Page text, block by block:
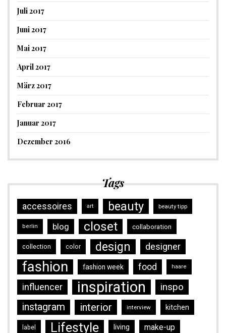
Juli 2017
Juni 2017
Mai 2017
April 2017
März 2017
Februar 2017
Januar 2017
Dezember 2016
Tags
accessoires art beauty beauty tipp
berlin blog closet collaboration
collection color design designer
fashion fashion week food haare
influencer inspiration
inspo
instagram
interior interview kitchen
label Lifestyle living make-up